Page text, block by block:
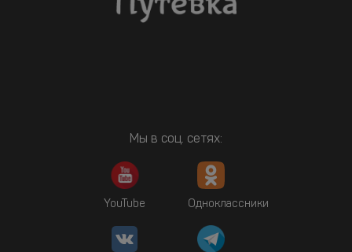
Мы в соц. сетях:
YouTube Одноклассники